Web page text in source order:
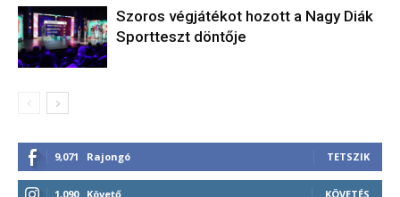
Szoros végjátékot hozott a Nagy Diák
Sportteszt döntője
9,071 Rajongó TETSZIK
1,090 Követő KÖVETÉS